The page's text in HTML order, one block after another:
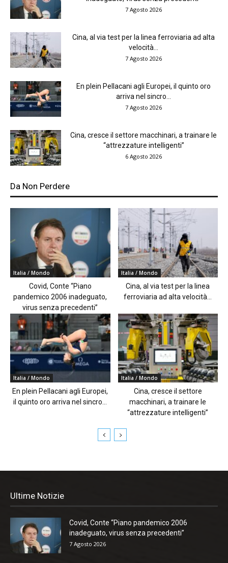
7 Agosto 2026
Cina, al via test per la linea ferroviaria ad alta
velocità...
7 Agosto 2026
En plein Pellacani agli Europei, il quinto oro
arriva nel sincro...
7 Agosto 2026
Cina, cresce il settore macchinari, a trainare le
“attrezzature intelligenti”
6 Agosto 2026
Da Non Perdere
Italia / Mondo
Covid, Conte “Piano
pandemico 2006 inadeguato,
virus senza precedenti”
Italia / Mondo
Cina, al via test per la linea
ferroviaria ad alta velocità...
Italia / Mondo
En plein Pellacani agli Europei,
il quinto oro arriva nel sincro...
Italia / Mondo
Cina, cresce il settore
macchinari, a trainare le
“attrezzature intelligenti”
Ultime Notizie
Covid, Conte “Piano pandemico 2006
inadeguato, virus senza precedenti”
7 Agosto 2026